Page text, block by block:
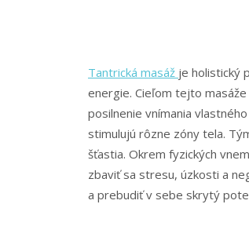
Tantrická masáž je holistický
energie. Cieľom tejto
posilnenie vnímania
stimulujú rôzne zóny tela.
šťastia. Okrem fyzických
zbaviť sa stresu, úzkosti a
a prebudiť v sebe skrytý